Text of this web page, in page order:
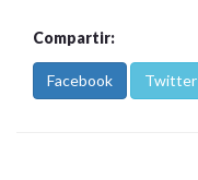
Compartir:
Facebook Twitter